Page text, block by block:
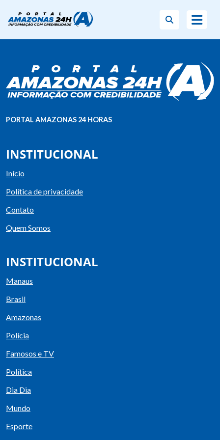
PORTAL AMAZONAS 24 HORAS
INSTITUCIONAL
Início
Política de privacidade
Contato
Quem Somos
INSTITUCIONAL
Manaus
Brasil
Amazonas
Polícia
Famosos e TV
Política
Dia Dia
Mundo
Esporte